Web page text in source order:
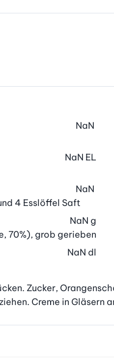
NaN
NaN EL
4 Esslöffel Saft
NaN
70%), grob gerieben
NaN g
NaN dl
Zucker,
Creme in Gläsern